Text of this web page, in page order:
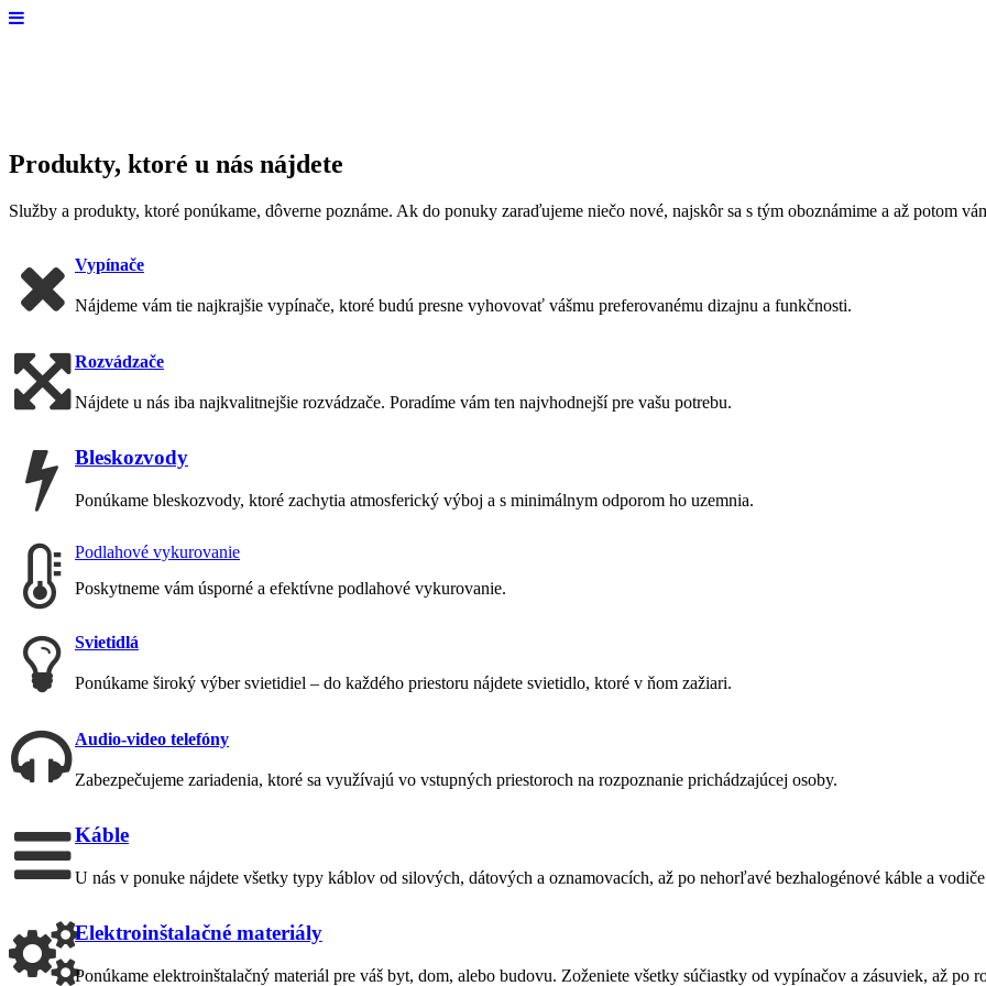
Produkty, ktoré u nás nájdete
Služby a produkty, ktoré ponúkame, dôverne poznáme. Ak do ponuky zaraďujeme niečo nové, najskôr sa s tým oboznámime a až potom
Vypínače
Nájdeme vám tie najkrajšie vypínače, ktoré budú presne vyhovovať vášmu preferovanému dizajnu a funkčnosti.
Rozvádzače
Nájdete u nás iba najkvalitnejšie rozvádzače. Poradíme vám ten najvhodnejší pre vašu potrebu.
Bleskozvody
Ponúkame bleskozvody, ktoré zachytia atmosferický výboj a s minimálnym odporom ho uzemnia.
Podlahové vykurovanie
Poskytneme vám úsporné a efektívne podlahové vykurovanie.
Svietidlá
Ponúkame široký výber svietidiel – do každého priestoru nájdete svietidlo, ktoré v ňom zažiari.
Audio-video telefóny
Zabezpečujeme zariadenia, ktoré sa využívajú vo vstupných priestoroch na rozpoznanie prichádzajúcej osoby.
Káble
U nás v ponuke nájdete všetky typy káblov od silových, dátových a oznamovacích, až po nehorľavé bezhalogénové káble a
Elektroinštalačné materiály
Ponúkame elektroinštalačný materiál pre váš byt, dom, alebo budovu. Zoženiete všetky súčiastky od vypínačov a zásuviek, až po